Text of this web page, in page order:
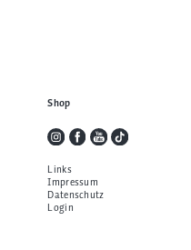
Shop
Links
Impressum
Datenschutz
Login